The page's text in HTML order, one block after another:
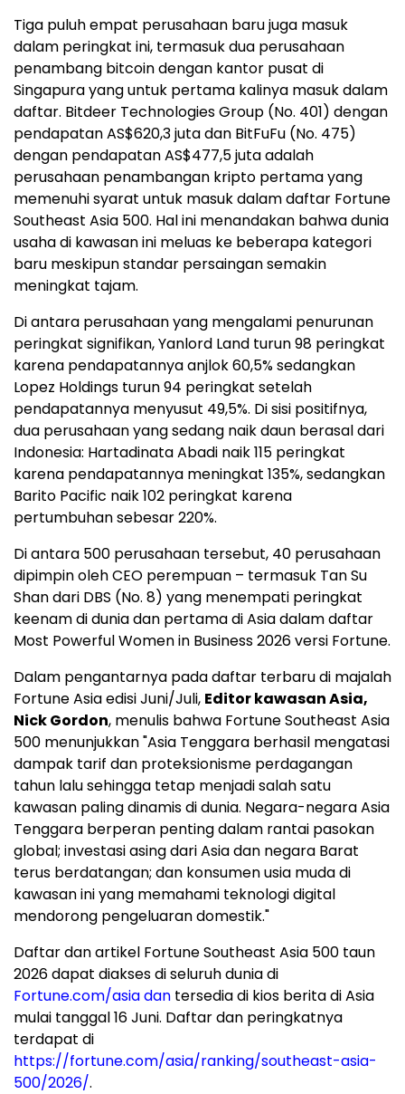
Tiga puluh empat perusahaan baru juga masuk
dalam peringkat ini, termasuk dua perusahaan
penambang bitcoin dengan kantor pusat di
Singapura yang untuk pertama kalinya masuk dalam
daftar. Bitdeer Technologies Group (No. 401) dengan
pendapatan AS$620,3 juta dan BitFuFu (No. 475)
dengan pendapatan AS$477,5 juta adalah
perusahaan penambangan kripto pertama yang
memenuhi syarat untuk masuk dalam daftar Fortune
Southeast Asia 500. Hal ini menandakan bahwa dunia
usaha di kawasan ini meluas ke beberapa kategori
baru meskipun standar persaingan semakin
meningkat tajam.
Di antara perusahaan yang mengalami penurunan
peringkat signifikan, Yanlord Land turun 98 peringkat
karena pendapatannya anjlok 60,5% sedangkan
Lopez Holdings turun 94 peringkat setelah
pendapatannya menyusut 49,5%. Di sisi positifnya,
dua perusahaan yang sedang naik daun berasal dari
Indonesia: Hartadinata Abadi naik 115 peringkat
karena pendapatannya meningkat 135%, sedangkan
Barito Pacific naik 102 peringkat karena
pertumbuhan sebesar 220%.
Di antara 500 perusahaan tersebut, 40 perusahaan
dipimpin oleh CEO perempuan – termasuk Tan Su
Shan dari DBS (No. 8) yang menempati peringkat
keenam di dunia dan pertama di Asia dalam daftar
Most Powerful Women in Business 2026 versi Fortune.
Dalam pengantarnya pada daftar terbaru di majalah
Fortune Asia edisi Juni/Juli, Editor kawasan Asia,
Nick Gordon, menulis bahwa Fortune Southeast Asia
500 menunjukkan "Asia Tenggara berhasil mengatasi
dampak tarif dan proteksionisme perdagangan
tahun lalu sehingga tetap menjadi salah satu
kawasan paling dinamis di dunia. Negara-negara Asia
Tenggara berperan penting dalam rantai pasokan
global; investasi asing dari Asia dan negara Barat
terus berdatangan; dan konsumen usia muda di
kawasan ini yang memahami teknologi digital
mendorong pengeluaran domestik."
Daftar dan artikel Fortune Southeast Asia 500 taun
2026 dapat diakses di seluruh dunia di
Fortune.com/asia dan tersedia di kios berita di Asia
mulai tanggal 16 Juni. Daftar dan peringkatnya
terdapat di
https://fortune.com/asia/ranking/southeast-asia-
500/2026/.